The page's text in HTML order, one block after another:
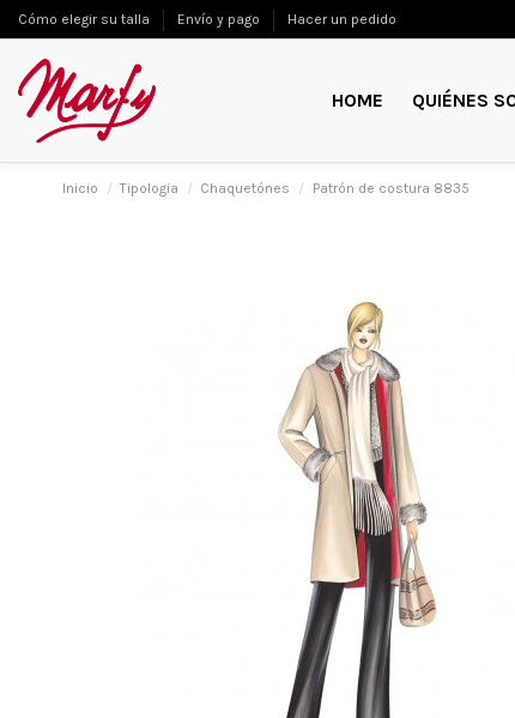
Cómo elegir su talla Envío y pago Hacer un pedido
HOME QUIÉNES
Inicio Tipologia Chaquetónes Patrón de costura 8835